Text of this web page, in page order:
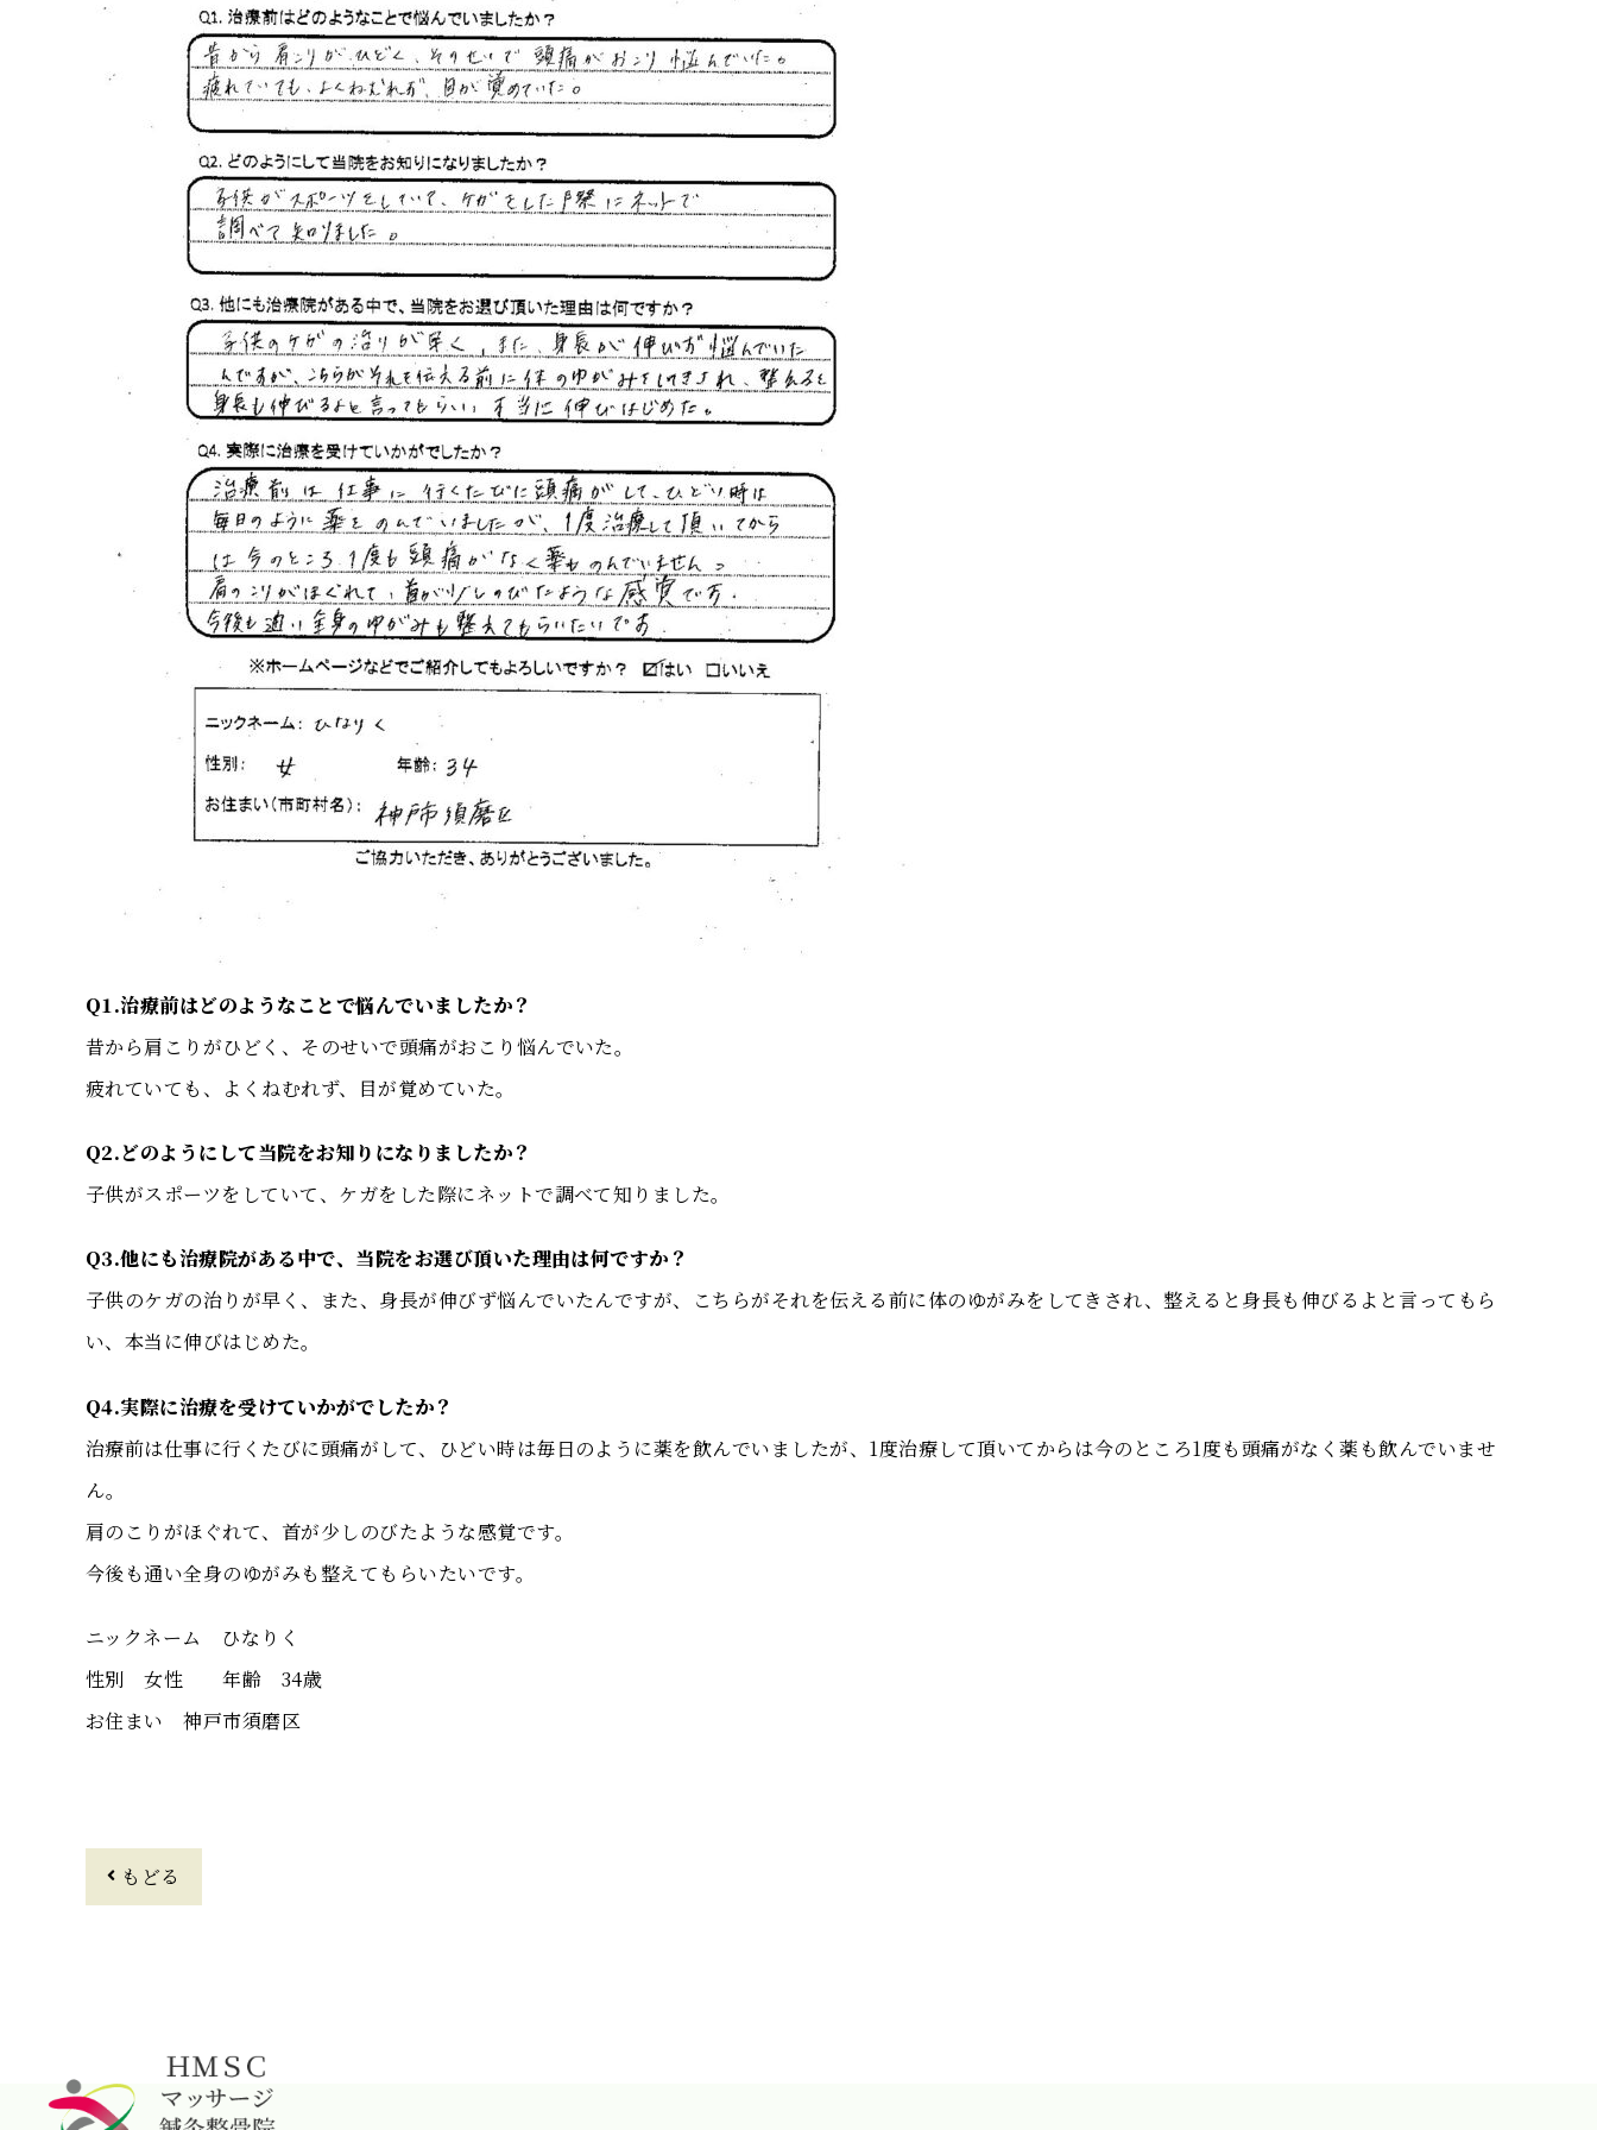
Q1.治療前はどのようなことで悩んでいましたか？
昔から肩こりがひどく、そのせいで頭痛がおこり悩んでいた。
疲れていても、よくねむれず、目が覚めていた。
Q2.どのようにして当院をお知りになりましたか？
子供がスポーツをしていて、ケガをした際にネットで調べて知りました。
Q3.他にも治療院がある中で、当院をお選び頂いた理由は何ですか？
子供のケガの治りが早く、また、身長が伸びず悩んでいたんですが、こちらがそれを伝える前に体のゆがみをしてきされ、整えると身長も伸びるよと言ってもら
い、本当に伸びはじめた。
Q4.実際に治療を受けていかがでしたか？
治療前は仕事に行くたびに頭痛がして、ひどい時は毎日のように薬を飲んでいましたが、1度治療して頂いてからは今のところ1度も頭痛がなく薬も飲んでいませ
ん。
肩のこりがほぐれて、首が少しのびたような感覚です。
今後も通い全身のゆがみも整えてもらいたいです。
ニックネーム ひなりく
性別 女性 年齢 34歳
お住まい 神戸市須磨区
もどる